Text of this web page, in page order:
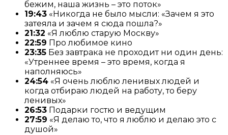
бежим, наша жизнь – это поток»
19:43 «Никогда не было мысли: «Зачем я это
затеяла и зачем я сюда пошла?»
21:32 «Я люблю старую Москву»
22:59 Про любимое кино
23:35 Без завтрака не проходит ни один день:
«Утреннее время – это время, когда я
наполняюсь»
24:54 «Я очень люблю ленивых людей и
когда отбираю людей на работу, то беру
ленивых»
26:53 Подарки гостю и ведущим
27:59 «Я делаю то, что я люблю и делаю это с
душой»